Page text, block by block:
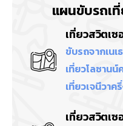
แผนขับรถเ
เที่ยวสวิตเ
ขับรถจากเน
เที่ยวโลซานน์
เที่ยวเจนีวาค
เที่ยวสวิตเ